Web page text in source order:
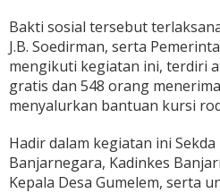
Bakti sosial tersebut
J.B. Soedirman, serta
mengikuti kegiatan ini, terdiri
gratis dan 548 orang
menyalurkan bantuan kursi
Hadir dalam kegiatan ini
Banjarnegara, Kadinkes
Kepala Desa Gumelem, serta